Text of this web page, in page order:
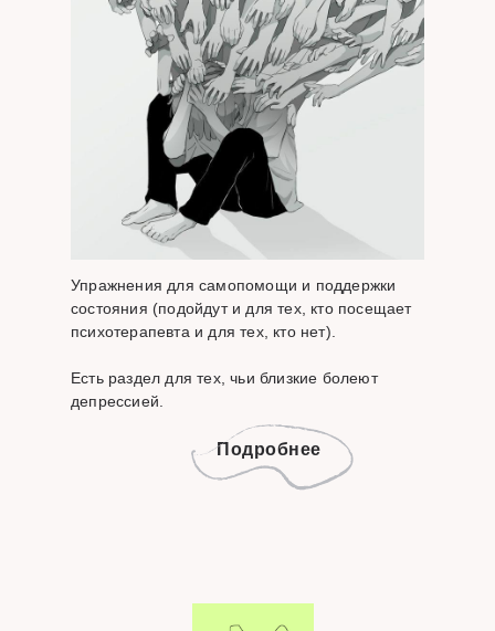
Упражнения для самопомощи и поддержки
состояния (подойдут и для тех, кто посещает
психотерапевта и для тех, кто нет).
Есть раздел для тех, чьи близкие болеют
депрессией.
Подробнее